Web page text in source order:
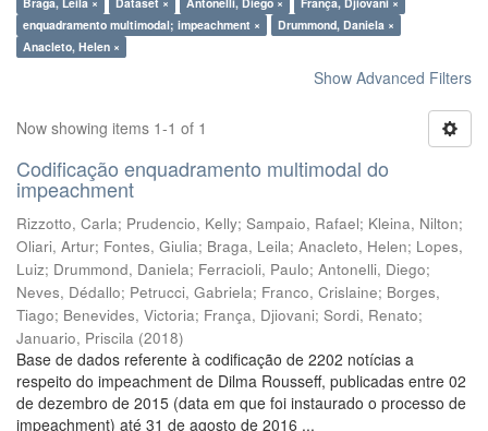
enquadramento multimodal; impeachment ×
Drummond, Daniela ×
Anacleto, Helen ×
Show Advanced Filters
Now showing items 1-1 of 1
Codificação enquadramento multimodal do
impeachment
Rizzotto, Carla; Prudencio, Kelly; Sampaio, Rafael; Kleina, Nilton;
Oliari, Artur; Fontes, Giulia; Braga, Leila; Anacleto, Helen; Lopes,
Luiz; Drummond, Daniela; Ferracioli, Paulo; Antonelli, Diego;
Neves, Dédallo; Petrucci, Gabriela; Franco, Crislaine; Borges,
Tiago; Benevides, Victoria; França, Djiovani; Sordi, Renato;
Januario, Priscila (2018)
Base de dados referente à codificação de 2202 notícias a
respeito do impeachment de Dilma Rousseff, publicadas entre 02
de dezembro de 2015 (data em que foi instaurado o processo de
impeachment) até 31 de agosto de 2016 ...